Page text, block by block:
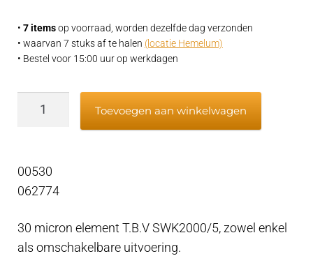
• 7 itemsop voorraad, worden dezelfde dag verzonden
• waarvan 7 stuks af te halen (locatie Hemelum)
• Bestel voor 15:00 uur op werkdagen
micron,
00530
Toevoegen aan winkelwagen
00530
062774
30 micron element T.B.V SWK2000/5, zowel enkel
als omschakelbare uitvoering.